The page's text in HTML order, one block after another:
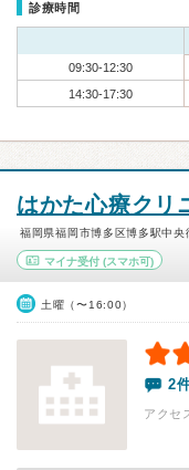
診療時間
09:30-12:30
14:30-17:30
はかた心療クリ
福岡県福岡市博多区博多駅中央
マイナ受付 (スマホ可)
土曜（〜16:00）
2
アクセ